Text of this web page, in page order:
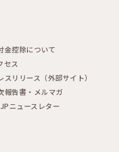
金控除について
セス
スリリース（外部サイト）
報告書・メルマガ
ニュースレター